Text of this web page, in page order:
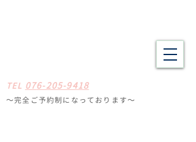
TEL 076-205-9418
〜完全ご予約制になっ ております〜